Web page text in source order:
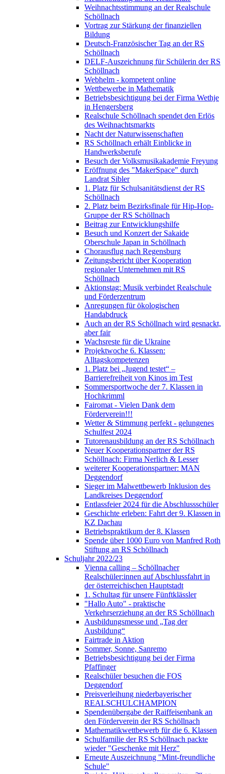
Weihnachtsstimmung an der Realschule
Schöllnach
Vortrag zur Stärkung der finanziellen
Bildung
Deutsch-Französischer Tag an der RS
Schöllnach
DELF-Auszeichnung für Schülerin der RS
Schöllnach
Webhelm - kompetent online
Wettbewerbe in Mathematik
Betriebsbesichtigung bei der Firma Wethje
in Hengersberg
Realschule Schöllnach spendet den Erlös
des Weihnachtsmarkts
Nacht der Naturwissenschaften
RS Schöllnach erhält Einblicke in
Handwerksberufe
Besuch der Volksmusikakademie Freyung
Eröffnung des "MakerSpace" durch
Landrat Sibler
1. Platz für Schulsanitätsdienst der RS
Schöllnach
2. Platz beim Bezirksfinale für Hip-Hop-
Gruppe der RS Schöllnach
Beitrag zur Entwicklungshilfe
Besuch und Konzert der Sakaide
Oberschule Japan in Schöllnach
Chorausflug nach Regensburg
Zeitungsbericht über Kooperation
regionaler Unternehmen mit RS
Schöllnach
Aktionstag: Musik verbindet Realschule
und Förderzentrum
Anregungen für ökologischen
Handabdruck
Auch an der RS Schöllnach wird gesnackt,
aber fair
Wachsreste für die Ukraine
Projektwoche 6. Klassen:
Alltagskompetenzen
1. Platz bei „Jugend testet“ –
Barrierefreiheit von Kinos im Test
Sommersportwoche der 7. Klassen in
Hochkrimml
Fairomat - Vielen Dank dem
Förderverein!!!
Wetter & Stimmung perfekt - gelungenes
Schulfest 2024
Tutorenausbildung an der RS Schöllnach
Neuer Kooperationspartner der RS
Schöllnach: Firma Nerlich & Lesser
weiterer Kooperationspartner: MAN
Deggendorf
Sieger im Malwettbewerb Inklusion des
Landkreises Deggendorf
Entlassfeier 2024 für die Abschlussschüler
Geschichte erleben: Fahrt der 9. Klassen in
KZ Dachau
Betriebspraktikum der 8. Klassen
Spende über 1000 Euro von Manfred Roth
Stiftung an RS Schöllnach
Schuljahr 2022/23
Vienna calling – Schöllnacher
Realschüler:innen auf Abschlussfahrt in
der österreichischen Hauptstadt
1. Schultag für unsere Fünftklässler
"Hallo Auto" - praktische
Verkehrserziehung an der RS Schöllnach
Ausbildungsmesse und „Tag der
Ausbildung“
Fairtrade in Aktion
Sommer, Sonne, Sanremo
Betriebsbesichtigung bei der Firma
Pfaffinger
Realschüler besuchen die FOS
Deggendorf
Preisverleihung niederbayerischer
REALSCHULCHAMPION
Spendenübergabe der Raiffeisenbank an
den Förderverein der RS Schöllnach
Mathematikwettbewerb für die 6. Klassen
Schulfamilie der RS Schöllnach packte
wieder "Geschenke mit Herz"
Erneute Auszeichnung "Mint-freundliche
Schule"